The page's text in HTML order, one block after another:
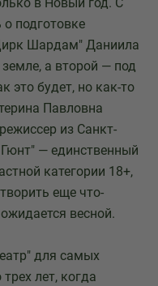
о подготовке
Шардам" Даниила
а второй — под
это будет, но как-то
Павловна
из Санкт-
— единственный
категории 18+,
еще что-
весной.
для самых
лет, когда